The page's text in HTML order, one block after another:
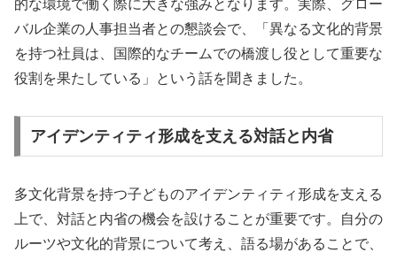
的な環境で働く際に大きな強みとなります。実際、グロー
バル企業の人事担当者との懇談会で、「異なる文化的背景
を持つ社員は、国際的なチームでの橋渡し役として重要な
役割を果たしている」という話を聞きました。
アイデンティティ形成を支える対話と内省
多文化背景を持つ子どものアイデンティティ形成を支える
上で、対話と内省の機会を設けることが重要です。自分の
ルーツや文化的背景について考え、語る場があることで、